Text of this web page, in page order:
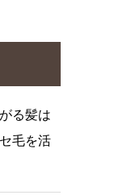
る髪は
毛を活